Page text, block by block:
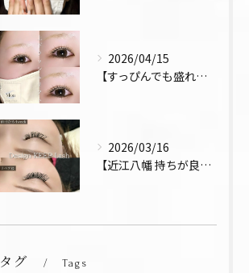
2026/04/15
【すっぴんでも盛れるまつ毛 まつパ 近江八幡 上下パーマ】
2026/03/16
【近江八幡 持ちが良い お得 マツエク リペア デザインキー...
タグ Tags